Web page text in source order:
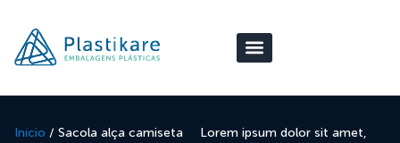
Início / Sacola alça camiseta
Lorem ipsum dolor sit amet,